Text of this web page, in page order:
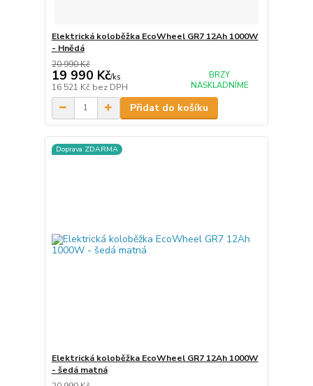
Elektrická koloběžka EcoWheel GR7 12Ah 1000W
- Hnědá
20 990 Kč
19 990 Kč/ks
16 521 Kč bez DPH
BRZY
NASKLADNÍME
Přidat do košíku
Doprava ZDARMA
Elektrická koloběžka EcoWheel GR7 12Ah 1000W
- šedá matná